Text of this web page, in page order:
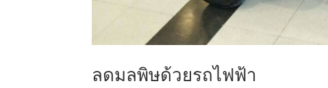
ลดมลพิษด้วยรถไฟฟ้า